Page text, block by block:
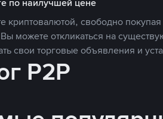
по наилучшей цене
криптовалютой, свободно
можете откликаться на
свои торговые объявления и
P2P